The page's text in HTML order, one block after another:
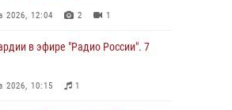
2026, 12:04 2 1
в эфире "Радио России". 7
2026, 10:15 1